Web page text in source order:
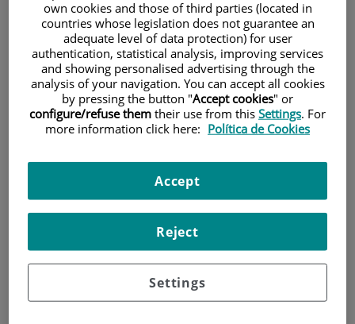
Preinscripción, admisión y
matrícula
Requisitos de acceso y condiciones
Por las características del máster propuesto,es un requisito de
acceso estar en posesión del Título Oficial de
Serán méritos complementarios los que provienen de un curriculum
relacionado con actividades vinculadas a la asistencia del paciente en
unidades/ consultas del dolor, consultas de preanestesia/ anestesia,
unidades de recuperación anestésica y de reanimación.
El máster va, por tanto, dirigido a estudiantes con formación en
Enfermería acreditada (título universitario oficial español u otro
expedido por una institución de educación superior perteneciente a
otro Estado integrante del Espacio Europeo de Educación Superior
que faculte en el mismo para el acceso a enseñanzas de Máster) y
own cookies and those of third parties (located in
countries whose legislation does not guarantee an
adequate level of data protection) for user
authentication, statistical analysis, improving services
and showing personalised advertising through the
analysis of your navigation. You can accept all cookies
by pressing the button "Accept cookies" or
configure/refuse them their use from this Settings. For
more information click here: Política de Cookies
Settings
Reject
Accept